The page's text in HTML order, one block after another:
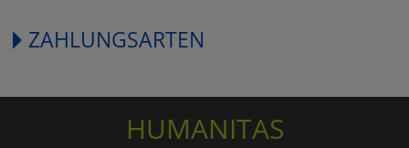
ZAHLUNGSARTEN
HUMANITAS